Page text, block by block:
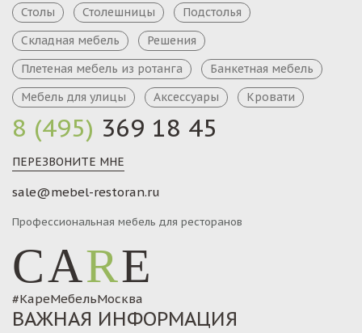
8 (495) 369 18 45
ПЕРЕЗВОНИТЕ МНЕ
sale@mebel-restoran.ru
Профессиональная мебель для ресторанов
CARE
#КареМебельМосква
Столы
Столешницы
Подстолья
Складная мебель
Решения
Плетеная мебель из ротанга
Банкетная мебель
Мебель для улицы
Аксессуары Кровати
ВАЖНАЯ ИНФОРМАЦИЯ